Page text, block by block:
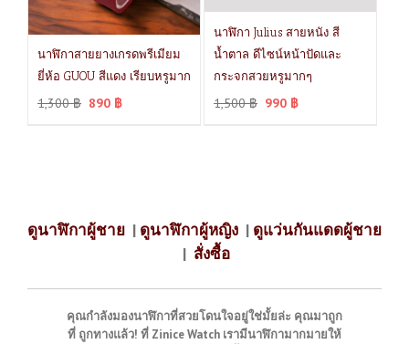
นาฬิกาสายยางเกรดพรีเมียม
ยี่ห้อ GUOU สีแดง เรียบหรูมาก
1,300฿ 890 ฿
นาฬิกา Julius สายหนัง สี
น้ำตาล ดีไซน์หน้าปัดและ
กระจกสวยหรูมากๆ
1,500฿ 990 ฿
ดูนาฬิกาผู้ชาย | ดูนาฬิกาผู้หญิง | ดูแว่นกันแดดผู้ชาย
| สั่งซื้อ
คุณกำลังมองนาฬิกาที่สวยโดนใจอยู่ใช่มั้ยล่ะ คุณมาถูก
ที่ ถูกทางแล้ว! ที่ Zinice Watch เรามีนาฬิกามากมายให้